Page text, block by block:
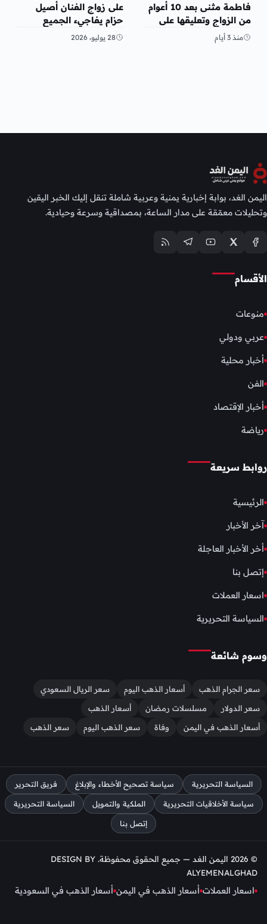
فاطمة مثنى بعد 10 أعوام
من الزواج وتعليقها على
المنشور
منذ 3 أيام
على زواج الفنان أصيل
حزام يفاجيء الجميع
28 يوليو، 2026
اليمن الغد، بوابة إخبارية يمنية وعربية شاملة تنقل إليك الخبر اليقين
وتحليلات معمّقة على مدار الساعة، بمصداقية وسرعة وحيادية.
الأقسام
منوعات
عربي ودولي
أخبار محلية
الفن
أخبار الإقتصاد
رياضة
روابط سريعة
الرئيسية
آخر الأخبار
أخر الأخبار العاجلة
إتصل بنا
اسعار العملات
السياسة التحريرية
وسوم شائعة
سعر الجرام الذهب أسعار الذهب اليوم
سعر الريال السعودي
سعر الدولار
مسلسلات رمضان
أسعار الذهب
أسعار الذهب في اليمن
وفاة سعر الذهب اليوم سعر الذهب
السياسة التحريرية سياسة تصحيح الأخطاء والإبلاغ فريق التحرير
سياسة الأخلاقيات التحريرية الملكية والتمويل السياسة التحريرية
إتصل بنا
© 2026 اليمن الغد — جميع الحقوق محفوظة. DESIGN BY
ALYEMENALGHAD
اسعار العملات أسعار الذهب في اليمن أسعار الذهب في السعودية